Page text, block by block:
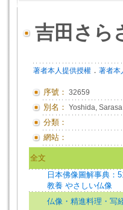
吉田さら
著者本人提供授權 ． 著者本
序號： 32659
別名： Yoshida, Sarasa
分類：
網站：
全文
日本佛像圖解事典：
教養 やさしい仏像
仏像・精進料理・写